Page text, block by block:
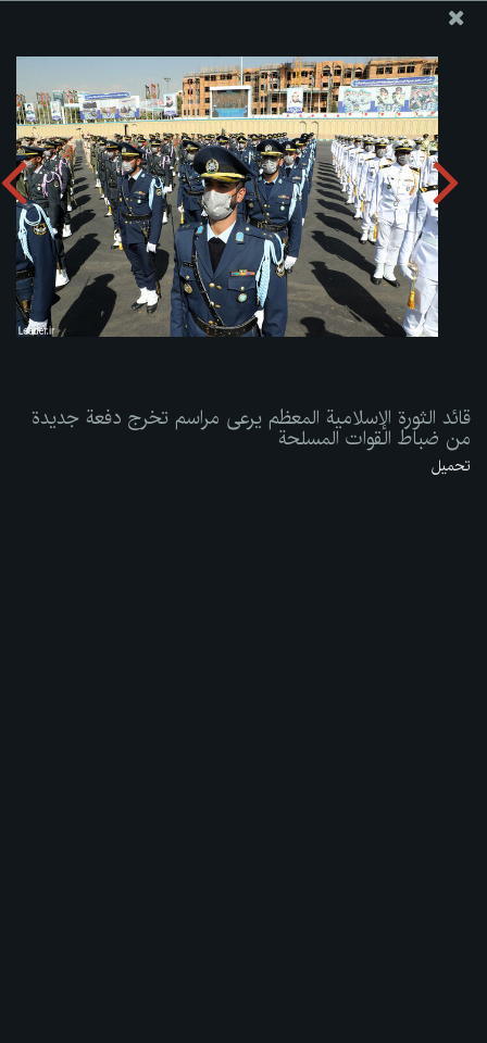
قائد الثورة الإسلامية المعظم يرعى مراسم تخرج دفعة جديدة من
ضباط القوات المسلحة
تحميل الألبوم:zip
قائد الثورة الإسلامية المعظم يرعى مراسم تخرج دفعة جديدة
من ضباط القوات المسلحة
تحميل